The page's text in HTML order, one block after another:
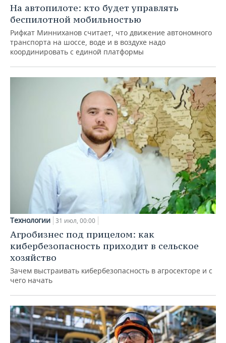
На автопилоте: кто будет управлять
беспилотной мобильностью
Рифкат Минниханов считает, что движение автономного
транспорта на шоссе, воде и в воздухе надо
координировать с единой платформы
Технологии 31 июл, 00:00
Агробизнес под прицелом: как
кибербезопасность приходит в сельское
хозяйство
Зачем выстраивать кибербезопасность в агросекторе и с
чего начать